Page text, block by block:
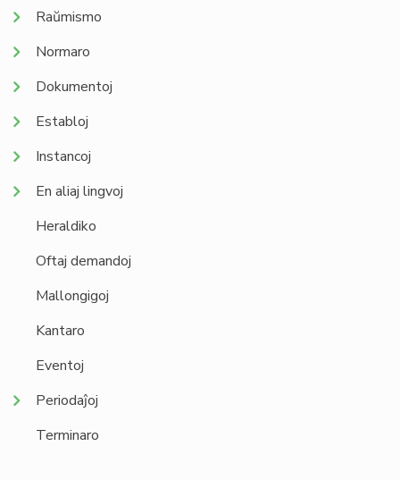
Raŭmismo
Normaro
Dokumentoj
Establoj
Instancoj
En aliaj lingvoj
Heraldiko
Oftaj demandoj
Mallongigoj
Kantaro
Eventoj
Periodaĵoj
Terminaro